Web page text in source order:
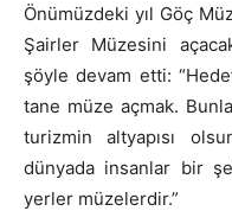
Önümüzdeki yıl Göç
Şairler Müzesini
şöyle devam etti:
tane müze açmak.
turizmin altyapısı
dünyada insanlar bir
yerler müzelerdir.”